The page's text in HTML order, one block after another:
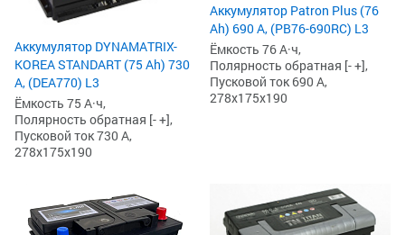
Аккумулятор DYNAMATRIX-
KOREA STANDART (75 Ah) 730
А, (DEA770) L3
Ёмкость 75 А·ч,
Полярность обратная [- +],
Пусковой ток 730 А,
278x175x190
Аккумулятор Patron Plus (76
Ah) 690 А, (PB76-690RC) L3
Ёмкость 76 А·ч,
Полярность обратная [- +],
Пусковой ток 690 А,
278x175x190